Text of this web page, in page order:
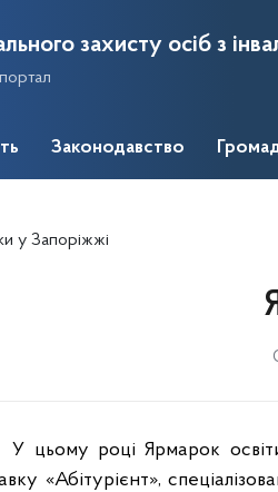
захисту осіб з
Законодавство
у Запоріжжі
У цьому році Ярмарок
«Абітурієнт»,